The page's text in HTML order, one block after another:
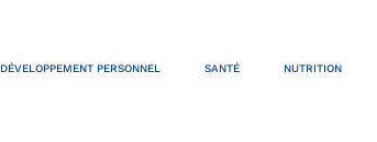
DÉVELOPPEMENT PERSONNEL SANTÉ NUTRITION